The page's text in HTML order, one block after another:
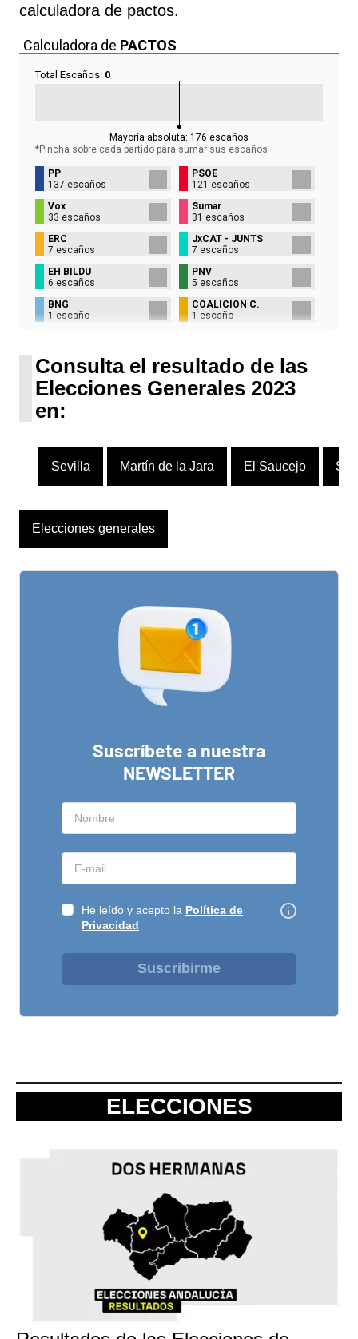
calculadora de pactos.
Calculadora de PACTOS
Total Escaños: 0
Mayoría absoluta: 176 escaños
*Pincha sobre cada partido para sumar sus escaños
PP
137 escaños
PSOE
121 escaños
Vox
33 escaños
Sumar
31 escaños
ERC
7 escaños
JxCAT - JUNTS
7 escaños
EH BILDU
6 escaños
PNV
5 escaños
BNG
1 escaño
COALICIÓN C.
1 escaño
Consulta el resultado de las
Elecciones Generales 2023
en:
Sevilla Martín de la Jara El Saucejo
Elecciones generales
Suscríbete a nuestra
NEWSLETTER
He leído y acepto la Política de
Privacidad
Suscribirme
ELECCIONES